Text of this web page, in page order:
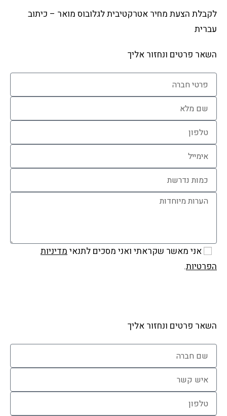
לקבלת הצעת מחיר אטרקטיבית לגלובוס מואר – כיתוב
עברית
השאר פרטים ונחזור אליך
אני מאשר שקראתי ואני מסכים לתנאימדיניות
הפרטיות.
השאר פרטים ונחזור אליך